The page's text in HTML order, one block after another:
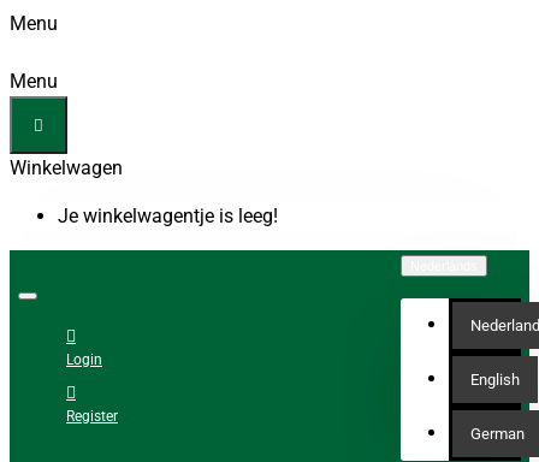
Menu
Menu
Winkelwagen
Je winkelwagentje is leeg!
Login
Register
English
German